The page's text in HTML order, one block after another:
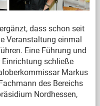
dass schon seit
Veranstaltung einmal
Eine Führung und
Einrichtung schließe
Markus
des Bereichs
Nordhessen,